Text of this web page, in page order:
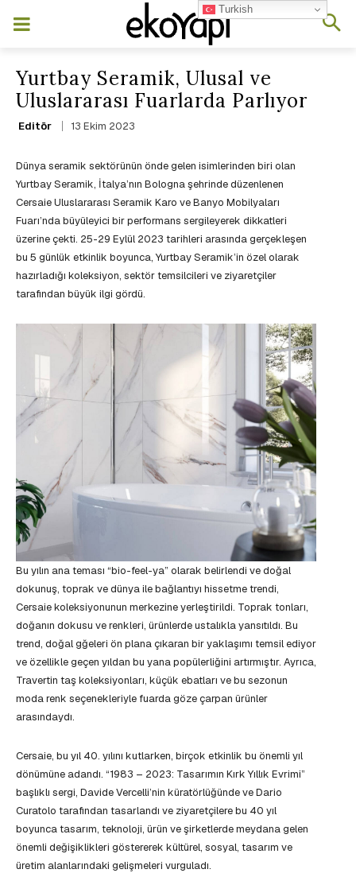
Yurtbay Seramik, Ulusal ve
Uluslararası Fuarlarda Parlıyor
Editör 13 Ekim 2023
Dünya seramik sektörünün önde gelen isimlerinden biri olan
Yurtbay Seramik, İtalya’nın Bologna şehrinde düzenlenen
Cersaie Uluslararası Seramik Karo ve Banyo Mobilyaları
Fuarı’nda büyüleyici bir performans sergileyerek dikkatleri
üzerine çekti. 25-29 Eylül 2023 tarihleri arasında gerçekleşen
bu 5 günlük etkinlik boyunca, Yurtbay Seramik’in özel olarak
hazırladığı koleksiyon, sektör temsilcileri ve ziyaretçiler
tarafından büyük ilgi gördü.
Bu yılın ana teması “bio-feel-ya” olarak belirlendi ve doğal
dokunuş, toprak ve dünya ile bağlantıyı hissetme trendi,
Cersaie koleksiyonunun merkezine yerleştirildi. Toprak tonları,
doğanın dokusu ve renkleri, ürünlerde ustalıkla yansıtıldı. Bu
trend, doğal gğeleri ön plana çıkaran bir yaklaşımı temsil ediyor
ve özellikle geçen yıldan bu yana popülerliğini artırmıştır. Ayrıca,
Travertin taş koleksiyonları, küçük ebatları ve bu sezonun
moda renk seçenekleriyle fuarda göze çarpan ürünler
arasındaydı.
Cersaie, bu yıl 40. yılını kutlarken, birçok etkinlik bu önemli yıl
dönümüne adandı. “1983 – 2023: Tasarımın Kırk Yıllık Evrimi”
başlıklı sergi, Davide Vercelli’nin küratörlüğünde ve Dario
Curatolo tarafından tasarlandı ve ziyaretçilere bu 40 yıl
boyunca tasarım, teknoloji, ürün ve şirketlerde meydana gelen
önemli değişiklikleri göstererek kültürel, sosyal, tasarım ve
üretim alanlarındaki gelişmeleri vurguladı.
Turkish